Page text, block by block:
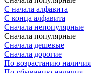
С начала алфавита
С конца алфавита
Сначала непопулярные
Сначала популярные
Сначала дешевые
Сначала дорогие
По возрастанию наличия